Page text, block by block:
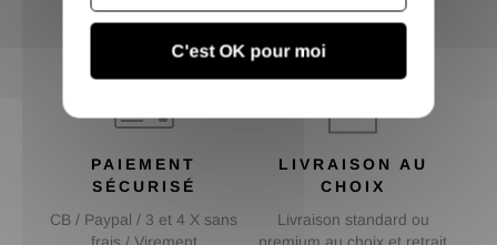
PAIEMENT
SÉCURISÉ
CB / Paypal / 3 et 4 X sans
LIVRAISON AU
CHOIX
Livraison standard ou
C'est OK pour moi